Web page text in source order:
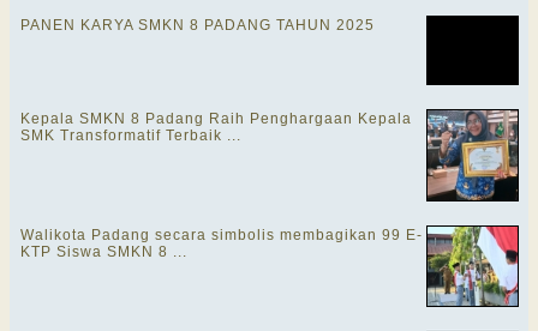
PANEN KARYA SMKN 8 PADANG TAHUN 2025
Kepala SMKN 8 Padang Raih Penghargaan Kepala
SMK Transformatif Terbaik ...
Walikota Padang secara simbolis membagikan 99 E-
KTP Siswa SMKN 8 ...